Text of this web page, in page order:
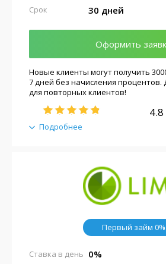
30 дней
Срок
Оформить
Подробнее
Новые клиенты могут получить
7 дней без начисления процентов.
для повторных клиентов!
4.8
Первый займ 0%
0%
Ставка в день